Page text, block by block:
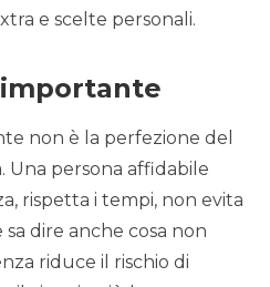
e scelte personali.
non è la perfezione del
Una persona affidabile
rispetta i tempi, non evita
dire anche cosa non
riduce il rischio di